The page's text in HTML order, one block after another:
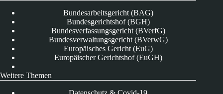
Bundesarbeitsgericht (BAG)
Bundesgerichtshof (BGH)
Bundesverfassungsgericht (BVerfG)
Bundesverwaltungsgericht (BVerwG)
Europäisches Gericht (EuG)
Europäischer Gerichtshof (EuGH)
Weitere Themen